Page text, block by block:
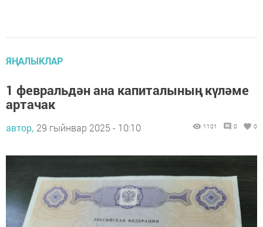
ЯҢАЛЫКЛАР
1 февральдән ана капиталының күләме
артачак
автор, 29 гыйнвар 2025 - 10:10 1101 0 0